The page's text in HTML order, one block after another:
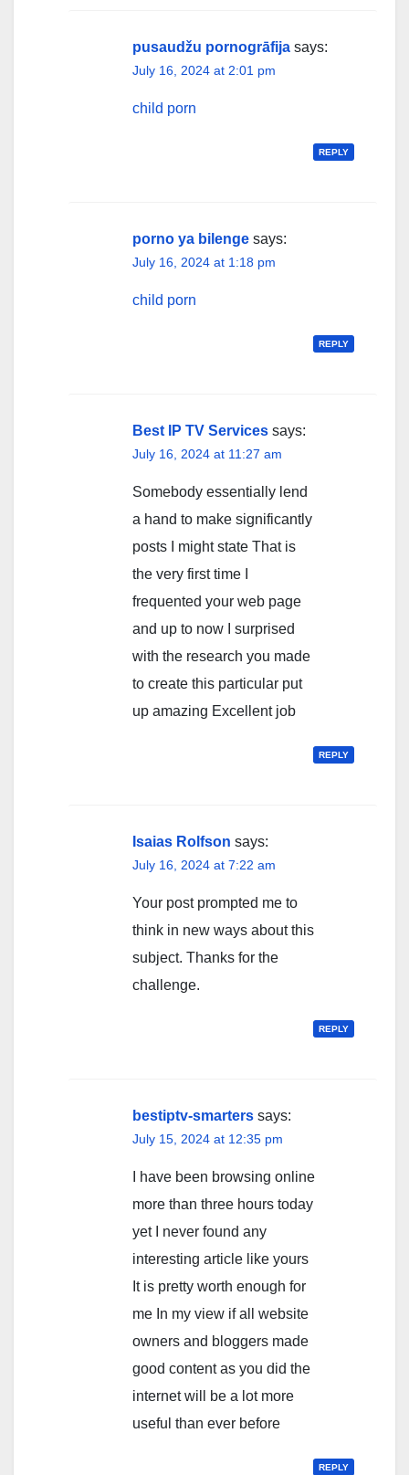
pusaudžu pornogrāfija says:
July 16, 2024 at 2:01 pm
child porn
REPLY
porno ya bilenge says:
July 16, 2024 at 1:18 pm
child porn
REPLY
Best IP TV Services says:
July 16, 2024 at 11:27 am
Somebody essentially lend
a hand to make significantly
posts I might state That is
the very first time I
frequented your web page
and up to now I surprised
with the research you made
to create this particular put
up amazing Excellent job
REPLY
Isaias Rolfson says:
July 16, 2024 at 7:22 am
Your post prompted me to
think in new ways about this
subject. Thanks for the
challenge.
REPLY
bestiptv-smarters says:
July 15, 2024 at 12:35 pm
I have been browsing online
more than three hours today
yet I never found any
interesting article like yours
It is pretty worth enough for
me In my view if all website
owners and bloggers made
good content as you did the
internet will be a lot more
useful than ever before
REPLY